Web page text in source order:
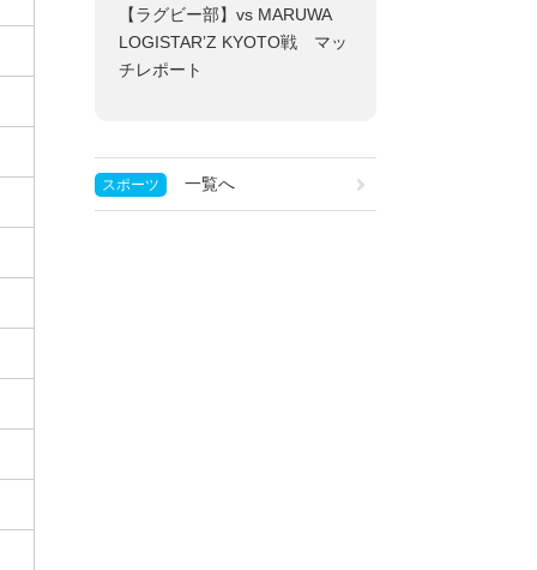
【ラグビー部】vs MARUWA
LOGISTAR’Z KYOTO戦 マッ
チレポート
スポーツ 一覧へ